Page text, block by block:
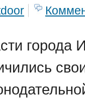
города